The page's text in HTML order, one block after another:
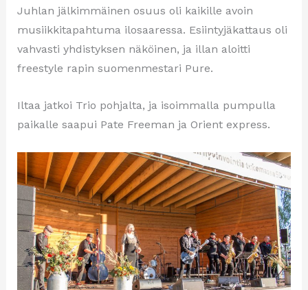
Juhlan jälkimmäinen osuus oli kaikille avoin
musiikkitapahtuma ilosaaressa. Esiintyjäkattaus oli
vahvasti yhdistyksen näköinen, ja illan aloitti
freestyle rapin suomenmestari Pure.
Iltaa jatkoi Trio pohjalta, ja isoimmalla pumpulla
paikalle saapui Pate Freeman ja Orient express.